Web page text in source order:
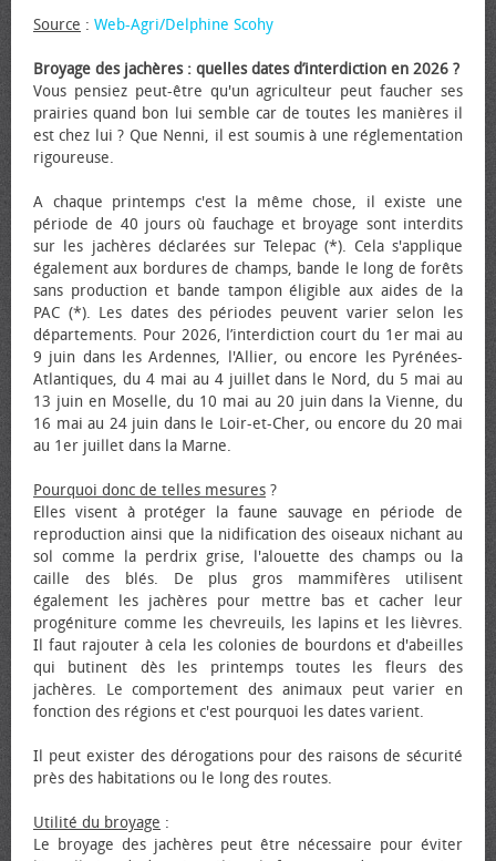
Source : Web-Agri/Delphine Scohy
Broyage des jachères : quelles dates d’interdiction en 2026 ?
Vous pensiez peut-être qu'un agriculteur peut faucher ses
prairies quand bon lui semble car de toutes les manières il
est chez lui ? Que Nenni, il est soumis à une réglementation
rigoureuse.
A chaque printemps c'est la même chose, il existe une
période de 40 jours où fauchage et broyage sont interdits
sur les jachères déclarées sur Telepac (*). Cela s'applique
également aux bordures de champs, bande le long de forêts
sans production et bande tampon éligible aux aides de la
PAC (*). Les dates des périodes peuvent varier selon les
départements. Pour 2026, l’interdiction court du 1er mai au
9 juin dans les Ardennes, l'Allier, ou encore les Pyrénées-
Atlantiques, du 4 mai au 4 juillet dans le Nord, du 5 mai au
13 juin en Moselle, du 10 mai au 20 juin dans la Vienne, du
16 mai au 24 juin dans le Loir-et-Cher, ou encore du 20 mai
au 1er juillet dans la Marne.
Pourquoi donc de telles mesures ?
Elles visent à protéger la faune sauvage en période de
reproduction ainsi que la nidification des oiseaux nichant au
sol comme la perdrix grise, l'alouette des champs ou la
caille des blés. De plus gros mammifères utilisent
également les jachères pour mettre bas et cacher leur
progéniture comme les chevreuils, les lapins et les lièvres.
Il faut rajouter à cela les colonies de bourdons et d'abeilles
qui butinent dès les printemps toutes les fleurs des
jachères. Le comportement des animaux peut varier en
fonction des régions et c'est pourquoi les dates varient.
Il peut exister des dérogations pour des raisons de sécurité
près des habitations ou le long des routes.
Utilité du broyage :
Le broyage des jachères peut être nécessaire pour éviter